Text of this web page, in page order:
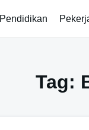
Pendidikan
Tag: